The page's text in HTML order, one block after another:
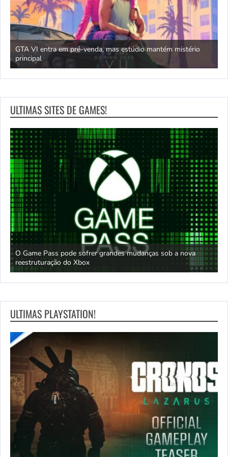
GTA VI entra em pré-venda, mas estúdio mantém mistério
principal
ULTIMAS SITES DE GAMES!
O Game Pass pode sofrer grandes mudanças sob a nova
reestruturação do Xbox
ULTIMAS PLAYSTATION!